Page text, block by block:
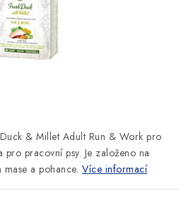
& Millet Adult Run & Work pro
pro pracovní psy. Je založeno na
a pohance. Více informací